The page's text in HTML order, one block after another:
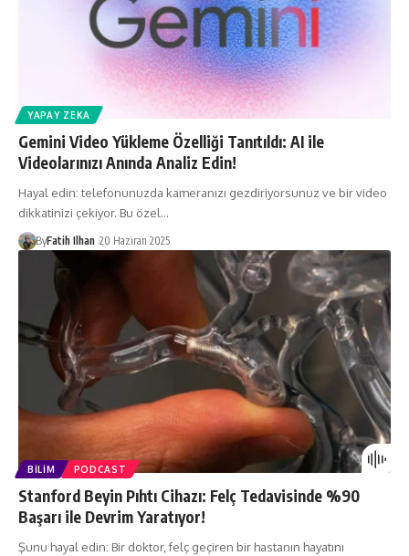
YAPAY ZEKA
Gemini Video Yükleme Özelliği Tanıtıldı: AI ile
Videolarınızı Anında Analiz Edin!
Hayal edin: telefonunuzda kameranızı gezdiriyorsunuz ve bir video
dikkatinizi çekiyor. Bu özel…
ByFatih Ilhan 20 Haziran 2025
BILIM PODCAST
Stanford Beyin Pıhtı Cihazı: Felç Tedavisinde %90
Başarı ile Devrim Yaratıyor!
Şunu hayal edin: Bir doktor, felç geçiren bir hastanın hayatını